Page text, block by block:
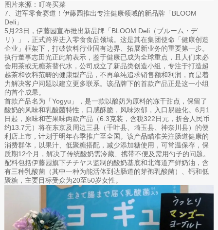
图片来源：叮咚买菜
7、进军零食赛道！伊藤园推出专注健康领域的新品牌「BLOOM
Deli」
5月23日，伊藤园宣布推出新品牌「BLOOM Deli（ブルーム・デ
リ）」，正式跨界进入零食食品领域。这是其在集团使命「健康创造
企业」框架下，打破饮料行业固有边界、拓展新业务的重要第一步。
执行董事志田光正此前表示，鉴于健康已成为全球重点，且人们未必
会用茶或无糖茶替代水，公司成立了新品类创造小组，专注于打造超
越茶和饮料范畴的健康型产品，不再单纯追求销售额和利润，而是着
力解决客户问题以建立更多联系。该品牌下的首款产品正是这一小组
的首个成果。
首款产品名为「Yogyu」，是一款以酸奶为原料的冻干甜点，保留了
酸奶的风味和乳酸菌特性，口感酥脆，风味浓郁，入口易融化。6月1
日起，原味和芒果味两款产品（6.3克装，含税322日元，折合人民币
约13.7元）将在东京及周边三县（千叶县、埼玉县、神奈川县）的便
利店上市，计划于明年春季推广至全国。该产品瞄准关注肠道健康的
消费群体，以果汁、低聚糖搭配，减少添加糖使用，可常温保存，保
质期12个月，解决了传统酸奶需冷藏、携带不便及需用勺子的问题。
配料包括伊藤园旗下チチヤス监制的酸奶基底和北海道产鲜奶油，含
有三种乳酸菌（其中一种为能活体到达肠道的芽孢乳酸菌）、钙和低
聚糖，主要目标受众为20至50岁女性。